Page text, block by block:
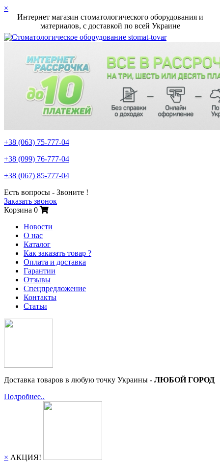
×
Интернет магазин стоматологического оборудования и
материалов, c доставкой по всей Украине
+38 (063) 75-777-04
+38 (099) 76-777-04
+38 (067) 85-777-04
Есть вопросы - Звоните !
Заказать звонок
Корзина 0
Новости
О нас
Каталог
Как заказать товар ?
Оплата и доставка
Гарантии
Отзывы
Спецпредложение
Контакты
Статьи
Доставка товаров в любую точку Украины - ЛЮБОЙ ГОРОД
Подробнее..
× АКЦИЯ!